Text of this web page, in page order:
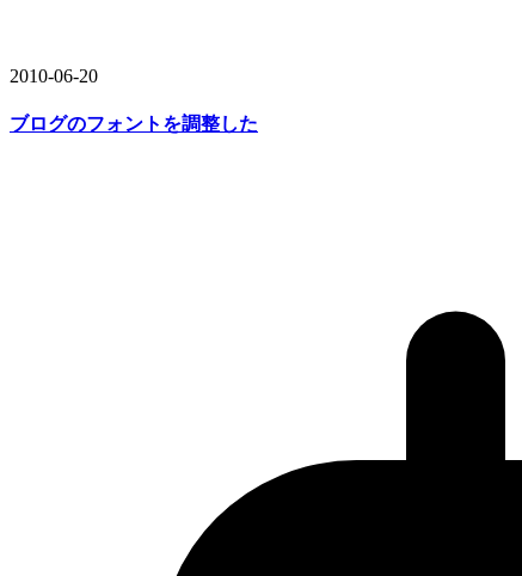
2010-06-20
ブログのフォントを調整した